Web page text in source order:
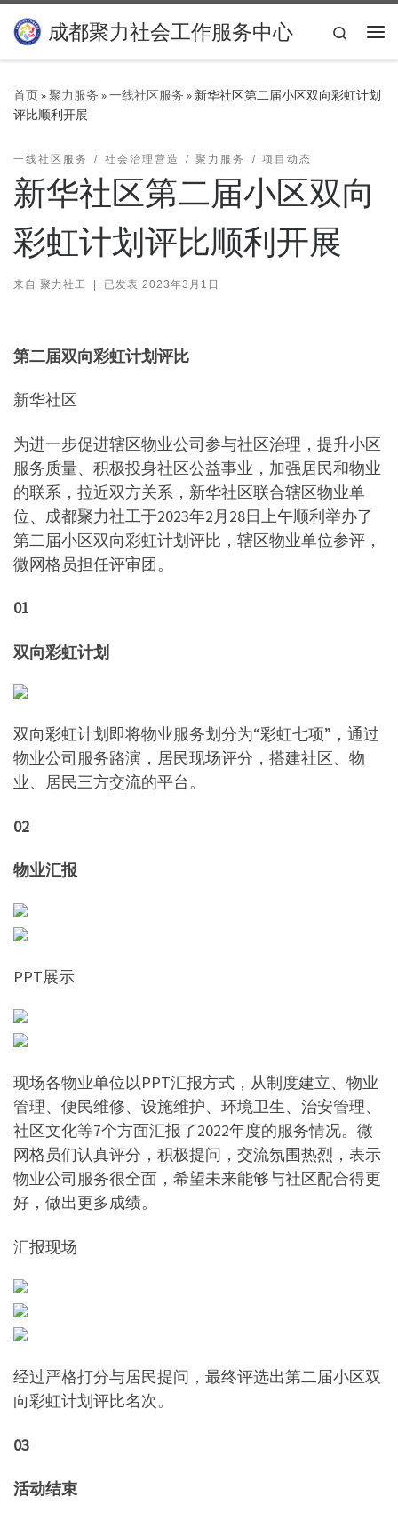
Skip to content
成都聚力社会工作服务中心
Search
首页»聚力服务 »一线社区服务 » 新华社区第二届小区双向彩虹计划
评比顺利开展
一线社区服务 社会治理营造 聚力服务 项目动态
新华社区第二届小区双向
彩虹计划评比顺利开展
来自 聚力社工 | 已发表 2023年3月1日
第二届双向彩虹计划评比
新华社区
为进一步促进辖区物业公司参与社区治理，提升小区
服务质量、积极投身社区公益事业，加强居民和物业
的联系，拉近双方关系，新华社区联合辖区物业单
位、成都聚力社工于2023年2月28日上午顺利举办了
第二届小区双向彩虹计划评比，辖区物业单位参评，
微网格员担任评审团。
01
双向彩虹计划
双向彩虹计划即将物业服务划分为“彩虹七项”，通过
物业公司服务路演，居民现场评分，搭建社区、物
业、居民三方交流的平台。
02
物业汇报
PPT展示
现场各物业单位以PPT汇报方式，从制度建立、物业
管理、便民维修、设施维护、环境卫生、治安管理、
社区文化等7个方面汇报了2022年度的服务情况。微
网格员们认真评分，积极提问，交流氛围热烈，表示
物业公司服务很全面，希望未来能够与社区配合得更
好，做出更多成绩。
汇报现场
经过严格打分与居民提问，最终评选出第二届小区双
向彩虹计划评比名次。
03
活动结束